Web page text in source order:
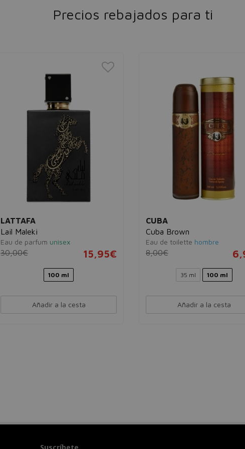
Precios rebajados para ti
LATTAFA
Lail Maleki
Eau de parfum unisex
30,00€ 15,95€
100 ml
Añadir a la cesta
CUBA
Cuba Brown
Eau de toilette hombre
8,00€
35 ml 100 ml
Añadir a la cesta